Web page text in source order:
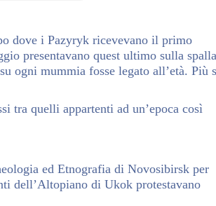
dove i Pazyryk ricevevano il primo
presentavano quest ultimo sulla spalla
ogni mummia fosse legato all’età. Più
tra quelli appartenti ad un’epoca così
ed Etnografia di Novosibirsk per
dell’Altopiano di Ukok protestavano